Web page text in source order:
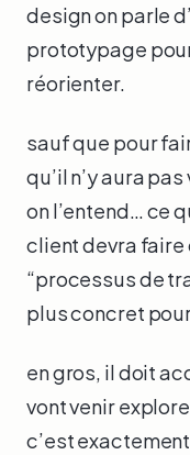
design on parle
prototypage
réorienter.
sauf que pour
qu’il n’y aura
on l’entend… ce
client devra faire
“processus de
plus concret
en gros, il doit
vont venir
c’est